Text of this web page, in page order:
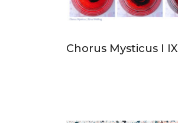
Chorus Mysticus I IX